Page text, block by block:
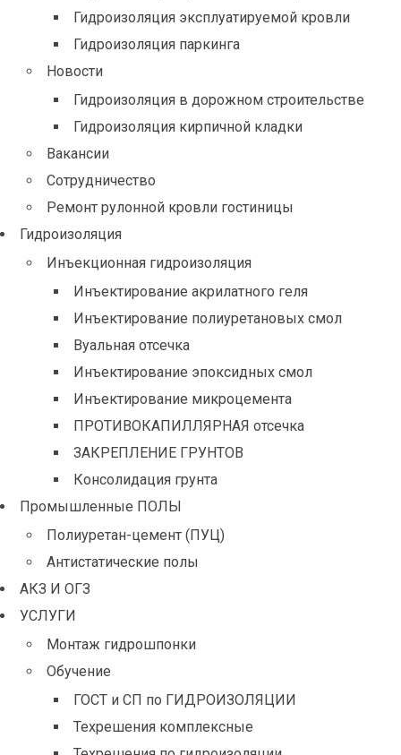
Гидроизоляция эксплуатируемой кровли
Гидроизоляция паркинга
Новости
Гидроизоляция в дорожном строительстве
Гидроизоляция кирпичной кладки
Вакансии
Сотрудничество
Ремонт рулонной кровли гостиницы
Гидроизоляция
Инъекционная гидроизоляция
Инъектирование акрилатного геля
Инъектирование полиуретановых смол
Вуальная отсечка
Инъектирование эпоксидных смол
Инъектирование микроцемента
ПРОТИВОКАПИЛЛЯРНАЯ отсечка
ЗАКРЕПЛЕНИЕ ГРУНТОВ
Консолидация грунта
Промышленные ПОЛЫ
Полиуретан-цемент (ПУЦ)
Антистатические полы
АКЗ И ОГЗ
УСЛУГИ
Монтаж гидрошпонки
Обучение
ГОСТ и СП по ГИДРОИЗОЛЯЦИИ
Техрешения комплексные